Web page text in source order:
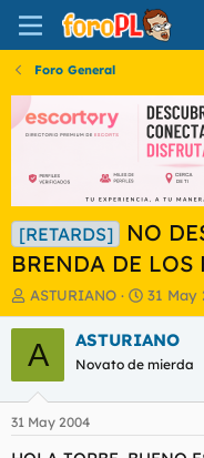
Foro General
[RETARDS]
NO
BRENDA DE LOS
I
n
i
c
a
d
o
r
ASTURIANO
F
e
c
a
i
n
31 May
A ASTURIANO
Novato de mierda
31 May 2004